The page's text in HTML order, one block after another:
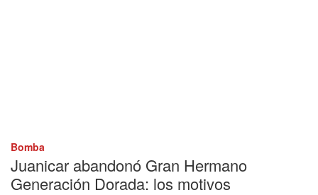
Bomba
Juanicar abandonó Gran Hermano
Generación Dorada: los motivos